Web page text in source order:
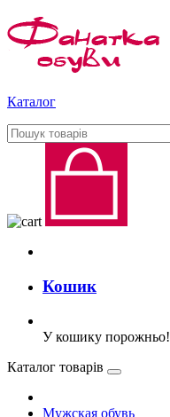
Каталог
Кошик
У кошику порожньо!
Каталог товарів
Мужская обувь